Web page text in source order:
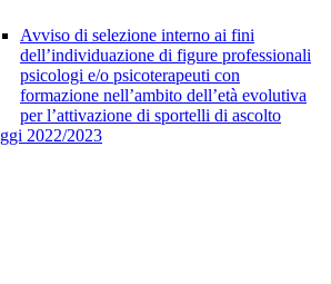
Avviso di selezione interno ai fini
dell’individuazione di figure professionali
psicologi e/o psicoterapeuti con
formazione nell’ambito dell’età evolutiva
per l’attivazione di sportelli di ascolto
2022/2023